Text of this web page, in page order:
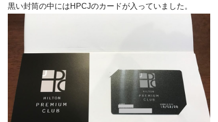
黒い封筒の中にはHPCJのカードが入っていました。